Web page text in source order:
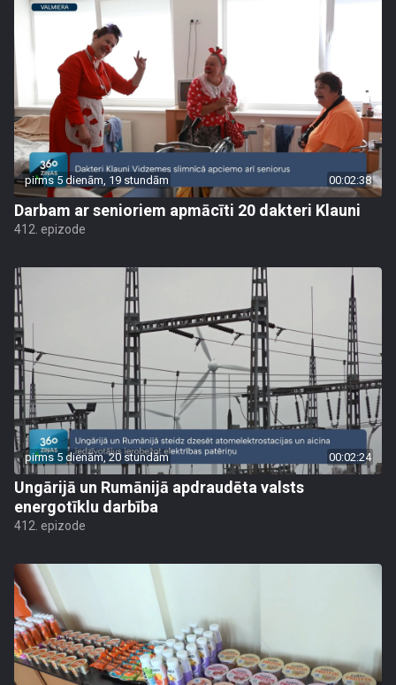
pirms 5 dienām, 19 stundām 00:02:38
Darbam ar senioriem apmācīti 20 dakteri Klauni
412. epizode
pirms 5 dienām, 20 stundām 00:02:24
Ungārijā un Rumānijā apdraudēta valsts
energotīklu darbība
412. epizode